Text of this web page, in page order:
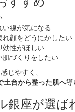
い線が気になる
れ顔をどうにかしたい
効性がほしい
肌づくりをしたい
じやすく、
土台から整った肌へ導
銀座が選ば